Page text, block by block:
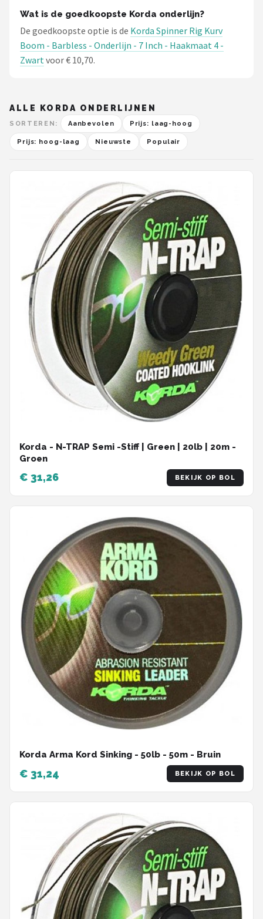
Wat is de goedkoopste Korda onderlijn?
De goedkoopste optie is de Korda Spinner Rig Kurv
Boom - Barbless - Onderlijn - 7 Inch - Haakmaat 4 -
Zwartvoor € 10,70.
ALLE KORDA ONDERLIJNEN
SORTEREN: Aanbevolen Prijs: laag-hoog
Prijs: hoog-laag Nieuwste Populair
Korda - N-TRAP Semi -Stiff | Green | 20lb | 20m -
Groen
€ 31,26 BEKIJK OP BOL
Korda Arma Kord Sinking - 50lb - 50m - Bruin
€ 31,24 BEKIJK OP BOL